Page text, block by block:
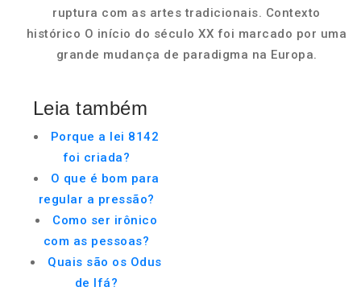
ruptura com as artes tradicionais. Contexto
histórico O início do século XX foi marcado por uma
grande mudança de paradigma na Europa.
Leia também
Porque a lei 8142
foi criada?
O que é bom para
regular a pressão?
Como ser irônico
com as pessoas?
Quais são os Odus
de Ifá?